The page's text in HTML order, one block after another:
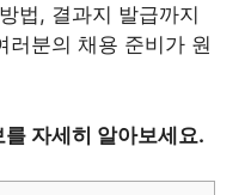
법, 결과지 발급까지
러분의 채용 준비가 원
자세히 알아보세요.